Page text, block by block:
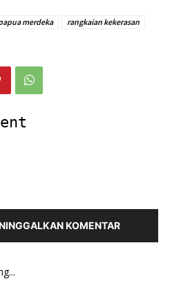
merdeka
rangkaian kekerasan
KOMENTAR